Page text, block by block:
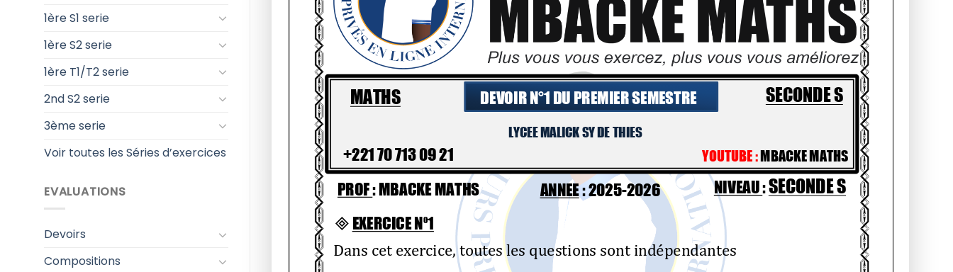
1ère S1 serie
1ère S2 serie
1ère T1/T2 serie
2nd S2 serie
3ème serie
Voir toutes les Séries d’exercices
EVALUATIONS
Devoirs
Compositions